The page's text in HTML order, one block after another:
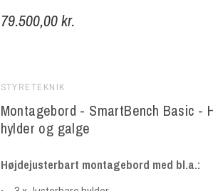
79.500,00 kr.
STYRETEKNIK
Montagebord - SmartBench Basic -
hylder og galge
Højdejusterbart montagebord med bl.a.: